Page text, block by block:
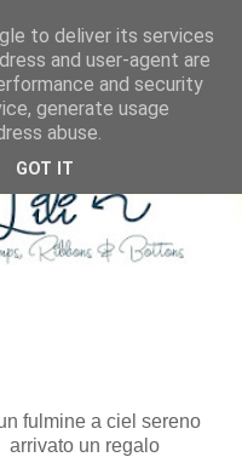
fulmine a ciel sereno
un regalo
to deliver its services
and user-agent are
and security
generate usage
abuse.
GOT IT